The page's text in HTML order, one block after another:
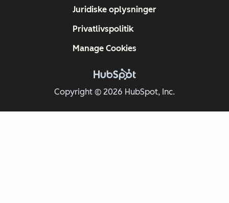
Copyright © 2026 HubSpot, Inc.
Juridiske oplysninger
Privatlivspolitik
Manage Cookies